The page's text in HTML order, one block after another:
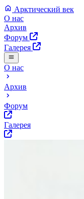
Арктический век
О нас
Архив
Форум
Галерея
О нас
Архив
Форум
Галерея